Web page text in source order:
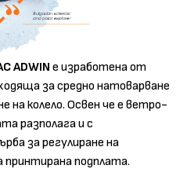
ADWIN е изработена от
за средно натоварване
на колело. Освен че е ветро-
разполага и с
за регулиране на
подплата.